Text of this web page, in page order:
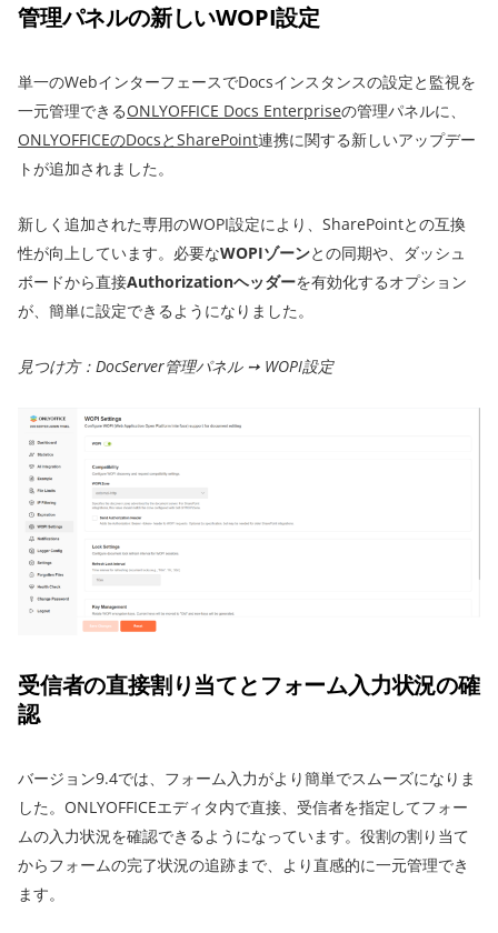
管理パネルの新しいWOPI設定
単一のWebインターフェースでDocsインスタンスの設定と監視を
一元管理できるONLYOFFICE Docs Enterpriseの管理パネルに、
ONLYOFFICEのDocsとSharePoint連携に関する新しいアップデー
トが追加されました。
新しく追加された専用のWOPI設定により、SharePointとの互換
性が向上しています。必要なWOPIゾーンとの同期や、ダッシュ
ボードから直接Authorizationヘッダーを有効化するオプション
が、簡単に設定できるようになりました。
見つけ方：DocServer管理パネル ➙ WOPI設定
受信者の直接割り当てとフォーム入力状況の確
認
バージョン9.4では、フォーム入力がより簡単でスムーズになりま
した。ONLYOFFICEエディタ内で直接、受信者を指定してフォー
ムの入力状況を確認できるようになっています。役割の割り当て
からフォームの完了状況の追跡まで、より直感的に一元管理でき
ます。